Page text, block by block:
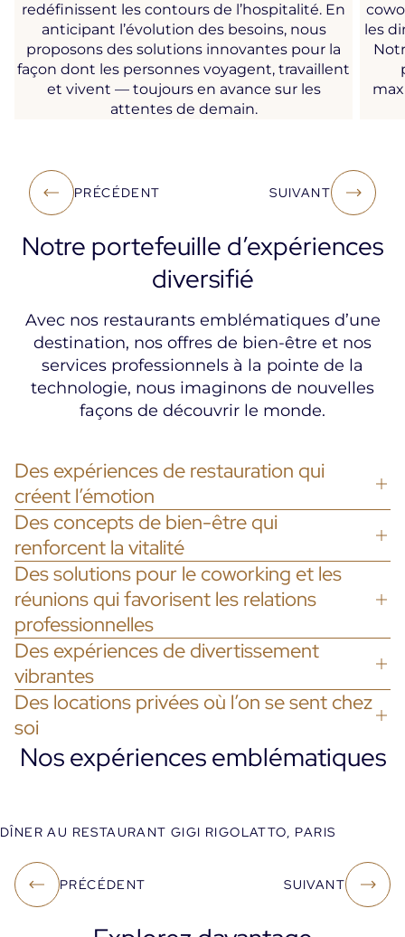
redéfinissent les contours de l’hospitalité. En
anticipant l’évolution des besoins, nous
proposons des solutions innovantes pour la
façon dont les personnes voyagent, travaillent
et vivent — toujours en avance sur les
attentes de demain.
les
PRÉCÉDENT SUIVANT
Notre portefeuille d’expériences
diversifié
Avec nos restaurants emblématiques d’une
destination, nos offres de bien-être et nos
services professionnels à la pointe de la
technologie, nous imaginons de nouvelles
façons de découvrir le monde.
Des expériences de restauration qui
créent l’émotion
Des concepts de bien-être qui
renforcent la vitalité
Des solutions pour le coworking et les
réunions qui favorisent les relations
professionnelles
Des expériences de divertissement
vibrantes
Des locations privées où l’on se sent chez
soi
Nos expériences emblématiques
DÎNER AU RESTAURANT GIGI RIGOLATTO, PARIS
PRÉCÉDENT SUIVANT